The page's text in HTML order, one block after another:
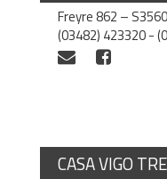
Freyre 862 –
(03482) 423320 -
CASA VIGO